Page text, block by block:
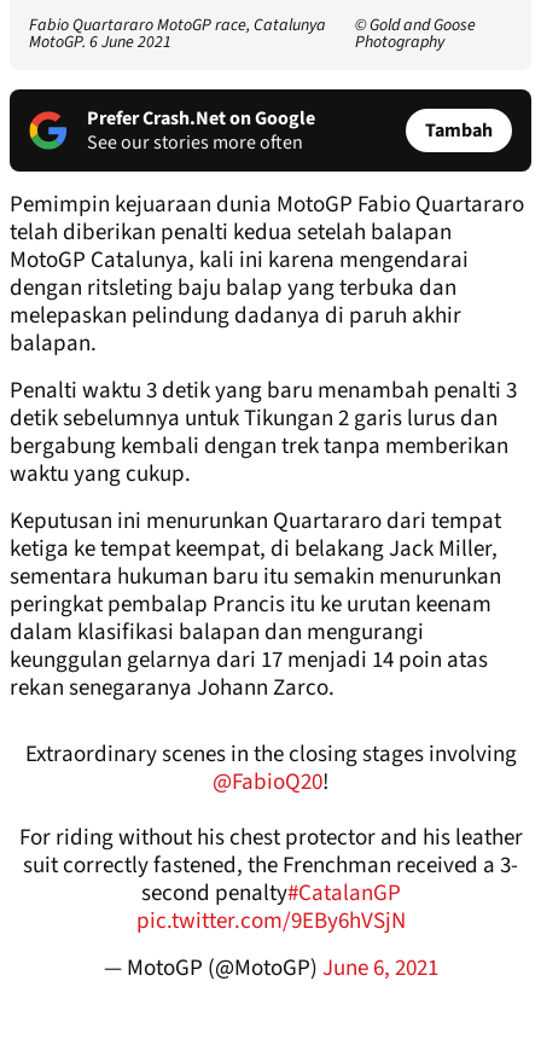
Fabio Quartararo MotoGP race, Catalunya
MotoGP. 6 June 2021
© Gold and Goose
Photography
Prefer Crash.Net on Google
See our stories more often
Tambah
Pemimpin kejuaraan dunia MotoGP Fabio Quartararo
telah diberikan penalti kedua setelah balapan
MotoGP Catalunya, kali ini karena mengendarai
dengan ritsleting baju balap yang terbuka dan
melepaskan pelindung dadanya di paruh akhir
balapan.
Penalti waktu 3 detik yang baru menambah penalti 3
detik sebelumnya untuk Tikungan 2 garis lurus dan
bergabung kembali dengan trek tanpa memberikan
waktu yang cukup.
Keputusan ini menurunkan Quartararo dari tempat
ketiga ke tempat keempat, di belakang Jack Miller,
sementara hukuman baru itu semakin menurunkan
peringkat pembalap Prancis itu ke urutan keenam
dalam klasifikasi balapan dan mengurangi
keunggulan gelarnya dari 17 menjadi 14 poin atas
rekan senegaranya Johann Zarco.
Extraordinary scenes in the closing stages involving
@FabioQ20!
For riding without his chest protector and his leather
suit correctly fastened, the Frenchman received a 3-
second penalty#CatalanGP
pic.twitter.com/9EBy6hVSjN
— MotoGP (@MotoGP)June 6, 2021